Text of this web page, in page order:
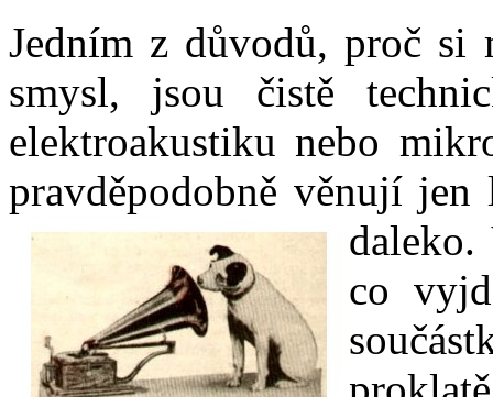
Jedním z důvodů, proč
smysl, jsou čistě
elektroakustiku nebo
pravděpodobně věnují
daleko.
co